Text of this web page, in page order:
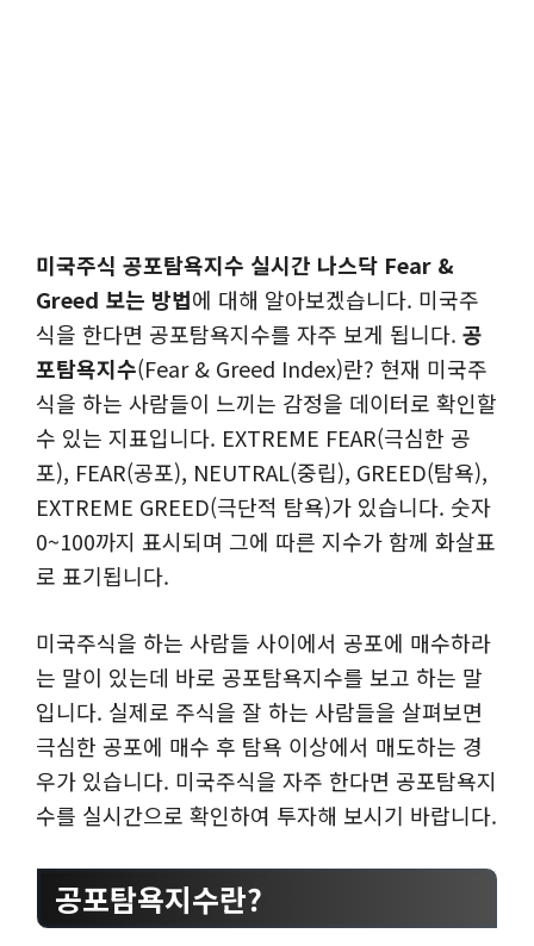
미국주식 공포탐욕지수 실시간 나스닥 Fear &
Greed 보는 방법에 대해 알아보겠습니다. 미국주
식을 한다면 공포탐욕지수를 자주 보게 됩니다. 공
포탐욕지수(Fear & Greed Index)란? 현재 미국주
식을 하는 사람들이 느끼는 감정을 데이터로 확인할
수 있는 지표입니다. EXTREME FEAR(극심한 공
포), FEAR(공포), NEUTRAL(중립), GREED(탐욕),
EXTREME GREED(극단적 탐욕)가 있습니다. 숫자
0~100까지 표시되며 그에 따른 지수가 함께 화살표
로 표기됩니다.
미국주식을 하는 사람들 사이에서 공포에 매수하라
는 말이 있는데 바로 공포탐욕지수를 보고 하는 말
입니다. 실제로 주식을 잘 하는 사람들을 살펴보면
극심한 공포에 매수 후 탐욕 이상에서 매도하는 경
우가 있습니다. 미국주식을 자주 한다면 공포탐욕지
수를 실시간으로 확인하여 투자해 보시기 바랍니다.
공포탐욕지수란?